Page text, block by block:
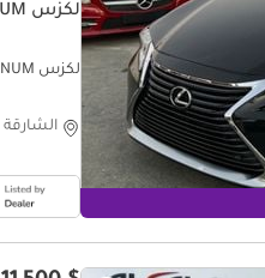
لكزس ES 350 PLATINUM
لكزس ES 350 PLATINUM
الشارقة